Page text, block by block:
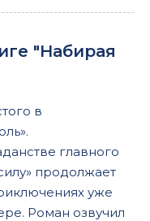
"Набирая
в
главного
продолжает
уже
Роман озвучил